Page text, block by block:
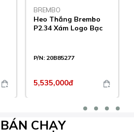
BREMBO
Heo Thắng Brembo
P2.34 Xám Logo Bạc
P/N: 20B85277
5,535,000đ
BÁN CHẠY